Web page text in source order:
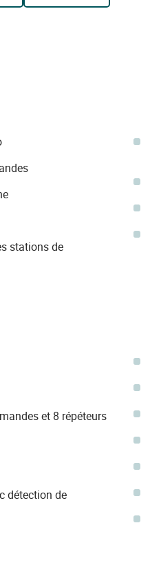
stations de
et 8 répéteurs
détection de